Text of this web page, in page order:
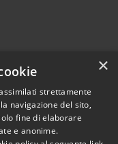
© 2026 • Comune di
×
strettamente
navigazione del sito,
fine di elaborare
e anonime.